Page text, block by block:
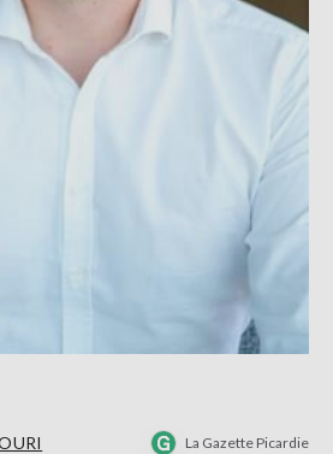
La Gazette Picardie